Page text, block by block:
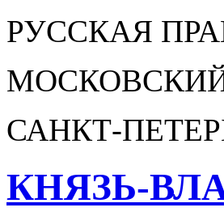
РУССКАЯ
САНКТ-
КНЯЗЬ-